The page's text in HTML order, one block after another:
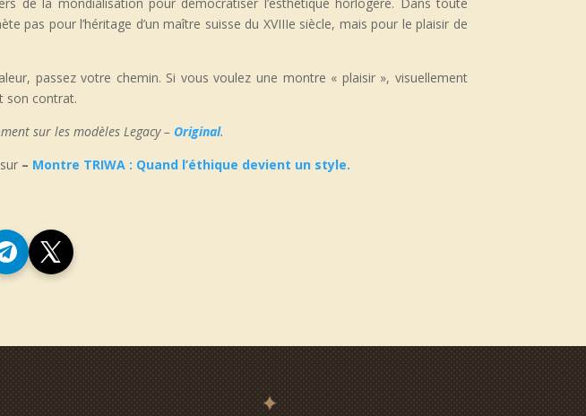
de la mondialisation pour démocratiser l’esthétique horlogère. Dans toute
pas pour l’héritage d’un maître suisse du XVIIIe siècle, mais pour le plaisir de
passez votre chemin. Si vous voulez une montre « plaisir », visuellement
son contrat.
sur les modèles Legacy – Original.
– Montre TRIWA : Quand l’éthique devient un style.